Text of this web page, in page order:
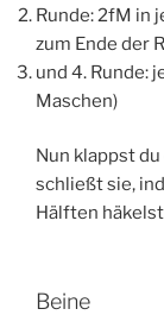
Runde: 2fM in
zum Ende der
und 4. Runde:
Maschen)
Nun klappst
schließt sie,
Hälften
Beine